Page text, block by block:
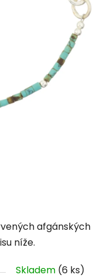
afgánských
níže.
Skladem (6 ks)